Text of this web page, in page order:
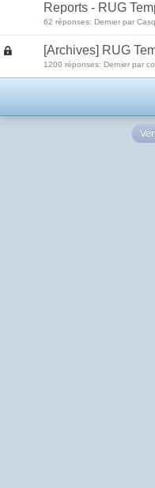
Reports - RUG
62 réponses: Dernier par
[Archives] RUG
1200 réponses: Dernier par